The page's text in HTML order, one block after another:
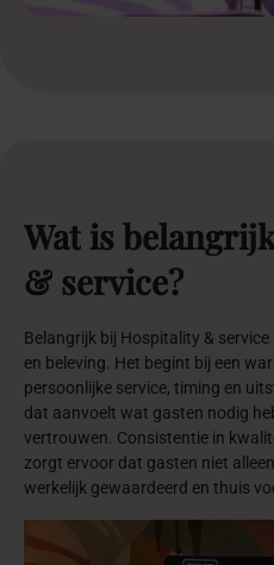
Wat is
& service?
Belangrijk bij Hospitality &
en beleving. Het begint bij een
persoonlijke service, timing en
dat aanvoelt wat gasten nodig
vertrouwen. Consistentie in
zorgt ervoor dat gasten niet
werkelijk gewaardeerd en thuis